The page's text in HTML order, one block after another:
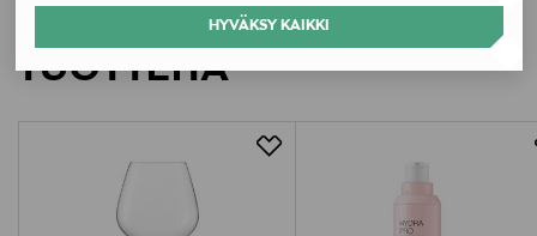
HYVÄKSY KAIKKI
Valmistajan osoite
Digitaalinen osoite
hello@nakoa.fi
LISÄÄ KIINNOSTAVIA
TUOTTEITA